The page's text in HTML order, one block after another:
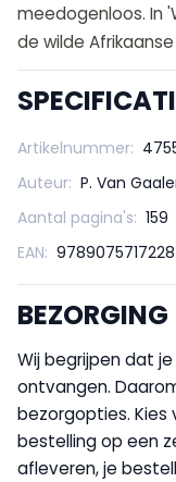
meedogenloos. In
de wilde
Artikelnummer:
Auteur: P. Van
Aantal pagina's: 159
EAN: 9789075717228
BEZORGING
Wij begrijpen dat
ontvangen.
bezorgopties. Kies
bestelling op een
afleveren, je